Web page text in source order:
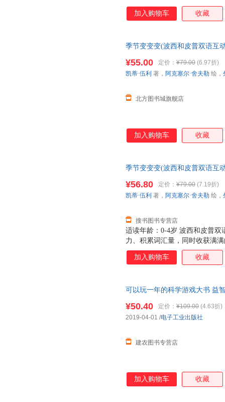
加入购物车 收藏
季节变变变(波西和皮普双语互
¥55.00 定价： ¥79.00 (6.97折)
北方图书城旗舰店
凯蒂·伍利 著， 阿克塞尔·舍夫勒 绘，
加入购物车 收藏
季节变变变(波西和皮普双语互
适读年龄：0-4岁 波西和皮普
力、积累词汇量，同时收获满
隐藏的惊喜，让每一次游戏都
三种互动玩法，玩出无穷乐趣
0-4岁宝宝设计，通过躲猫猫、
协调能力。 《季节变变变》以
欢做的事。春天，他们在公园
¥56.80 定价： ¥79.00 (7.19折)
搜书图书专营店
凯蒂·伍利 著， 阿克塞尔·舍夫勒 绘，
加入购物车 收藏
可以玩一年的科学游戏大书 益
¥50.40 定价： ¥109.00 (4.63折)
建农图书专营店
2019-04-01 /电子工业出版社
加入购物车 收藏